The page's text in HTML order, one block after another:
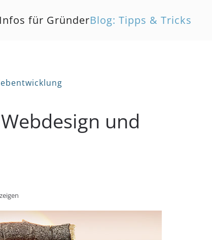
Infos für GründerBlog: Tipps & Tricks
und